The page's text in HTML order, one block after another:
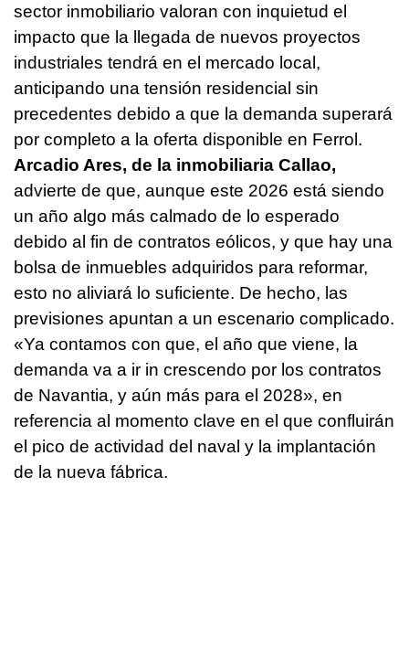
sector inmobiliario valoran con inquietud el
impacto que la llegada de nuevos proyectos
industriales tendrá en el mercado local,
anticipando una tensión residencial sin
precedentes debido a que la demanda superará
por completo a la oferta disponible en Ferrol.
Arcadio Ares, de la inmobiliaria Callao,
advierte de que, aunque este 2026 está siendo
un año algo más calmado de lo esperado
debido al fin de contratos eólicos, y que hay una
bolsa de inmuebles adquiridos para reformar,
esto no aliviará lo suficiente. De hecho, las
previsiones apuntan a un escenario complicado.
«Ya contamos con que, el año que viene, la
demanda va a ir in crescendo por los contratos
de Navantia, y aún más para el 2028», en
referencia al momento clave en el que confluirán
el pico de actividad del naval y la implantación
de la nueva fábrica.